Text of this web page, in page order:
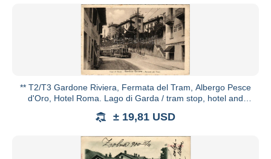
** T2/T3 Gardone Riviera, Fermata del Tram, Albergo Pesce
d'Oro, Hotel Roma. Lago di Garda / tram stop, hotel and
± 19,81 USD